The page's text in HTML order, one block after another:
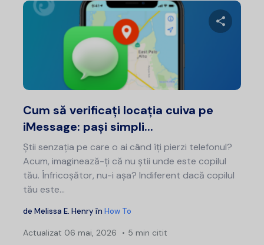
Cum să verificați locația cuiva pe
iMessage: pași simpli...
Știi senzația pe care o ai când îți pierzi telefonul?
Acum, imaginează-ți că nu știi unde este copilul
tău. Înfricoșător, nu-i așa? Indiferent dacă copilul
tău este...
de Melissa E. Henry în How To
Actualizat 06 mai, 2026 5 min citit